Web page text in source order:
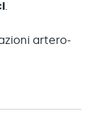
.
artero-